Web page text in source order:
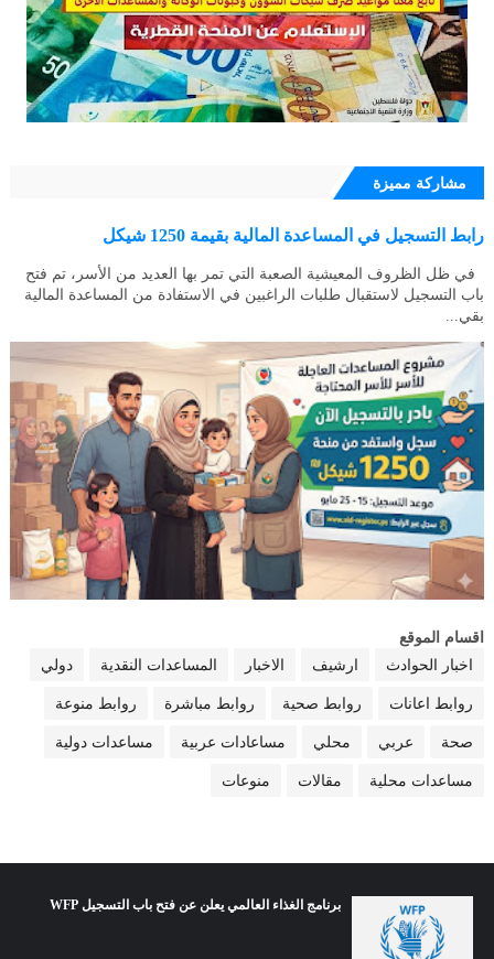
مشاركة مميزة
رابط التسجيل في المساعدة المالية بقيمة 1250 شيكل
في ظل الظروف المعيشية الصعبة التي تمر بها العديد من الأسر، تم فتح
باب التسجيل لاستقبال طلبات الراغبين في الاستفادة من المساعدة المالية
بقي...
اقسام الموقع
اخبار الحوادث
ارشيف الاخبار المساعدات النقدية دولي
روابط اعانات روابط صحية روابط مباشرة روابط منوعة
صحة عربي محلي مساعادات عربية مساعدات دولية
مساعدات محلية مقالات منوعات
برنامج الغذاء العالمي يعلن عن فتح باب التسجيل WFP